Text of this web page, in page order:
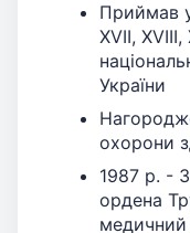
Приймав
ХVIІ,
України
охорони
1987 р. -
ордена
медичний